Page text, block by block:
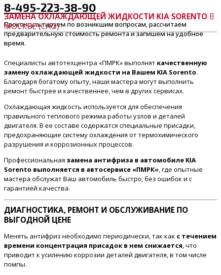
8-495-223-38-90
Проконсультируем по возникшим вопросам, рассчитаем
предварительную стоимость ремонта и запишем на удобное
время.
ЗАМЕНА ОХЛАЖДАЮЩЕЙ ЖИДКОСТИ KIA SORENTO В
МОСКВЕ (САО)
Специалисты автотехцентра «ПМРК» выполнят качественную
замену охлаждающей жидкости на Вашем KIA Sorento.
Благодаря богатому опыту, наши мастера могут выполнить
ремонт быстрее и качественнее, чем в других сервисах.
Охлаждающая жидкость используется для обеспечения
правильного теплового режима работы узлов и деталей
двигателя. В ее составе содержатся специальные присадки,
предохраняющие систему охлаждения от термохимического
разрушения и коррозионных процессов.
Профессиональная замена антифриза в автомобиле KIA
Sorento выполняется в автосервисе «ПМРК», где опытные
мастера обслужат Ваш автомобиль быстро, без ошибок и с
гарантией качества.
ДИАГНОСТИКА, РЕМОНТ И ОБСЛУЖИВАНИЕ ПО
ВЫГОДНОЙ ЦЕНЕ
Менять антифриз необходимо периодически, так как с течением
времени концентрация присадок в нем снижается, что
приводит к усилению коррозии деталей двигателя, в том числе
помпы.